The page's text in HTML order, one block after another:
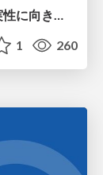
"分からないまま走る"をやめたら不確実性に向き合えるチームになっていった話 ～開発指標で語るプロセス改善～
1 260